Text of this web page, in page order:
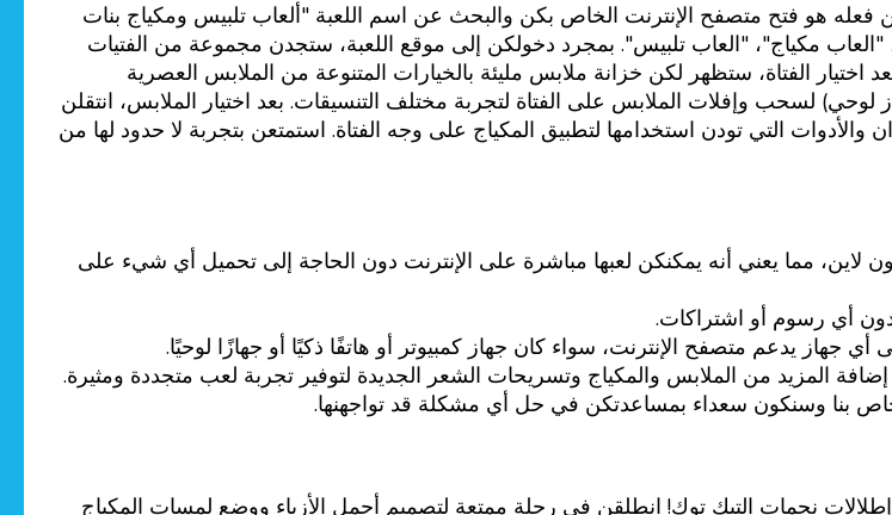
هو فتح متصفح الإنترنت الخاص بكن والبحث عن اسم اللعبة "ألعاب تلبيس ومكياج بنات
"العاب مكياج"، "العاب تلبيس". بمجرد دخولكن إلى موقع اللعبة، ستجدن مجموعة من الفتيات
اختيار الفتاة، ستظهر لكن خزانة ملابس مليئة بالخيارات المتنوعة من الملابس العصرية
لسحب وإفلات الملابس على الفتاة لتجربة مختلف التنسيقات. بعد اختيار الملابس، انتقلن
التي تودن استخدامها لتطبيق المكياج على وجه الفتاة. استمتعن بتجربة لا حدود لها من
لاين، مما يعني أنه يمكنكن لعبها مباشرة على الإنترنت دون الحاجة إلى تحميل أي شيء على
دون أي رسوم أو اشتراكات.
جهاز يدعم متصفح الإنترنت، سواء كان جهاز كمبيوتر أو هاتفًا ذكيًا أو جهازًا لوحيًا.
المزيد من الملابس والمكياج وتسريحات الشعر الجديدة لتوفير تجربة لعب متجددة ومثيرة.
بنا وسنكون سعداء بمساعدتكن في حل أي مشكلة قد تواجهنها.
نجمات التيك توك! انطلقن في رحلة ممتعة لتصميم أجمل الأزياء ووضع لمسات المكياج